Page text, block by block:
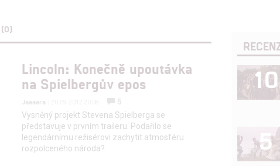
(0)
Lincoln: Konečně upoutávka
na Spielbergův epos
Jaaaara
5
Vysněný projekt Stevena Spielberga se
představuje v prvním traileru. Podařilo se
legendárnímu režisérovi zachytit atmosféru
rozpolceného národa?
10
5